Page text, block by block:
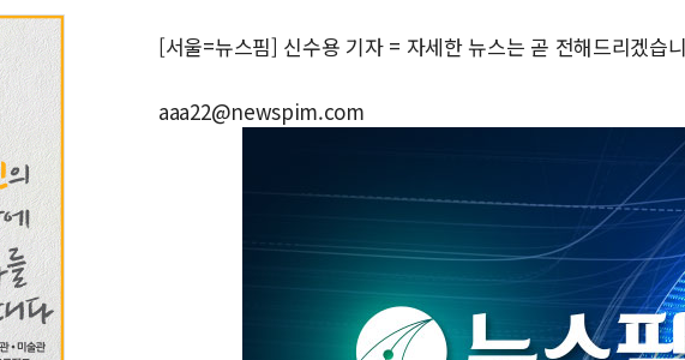
[서울=뉴스핌] 신수용 기자 = 자세한 뉴스는 곧 전해드리겠습
aaa22@newspim.com